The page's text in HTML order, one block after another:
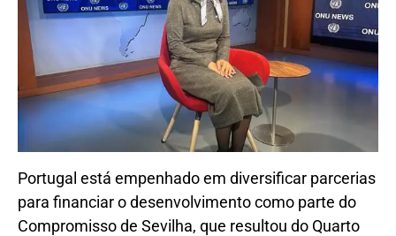
Portugal está empenhado em diversificar parcerias
para financiar o desenvolvimento como parte do
Compromisso de Sevilha, que resultou do Quarto